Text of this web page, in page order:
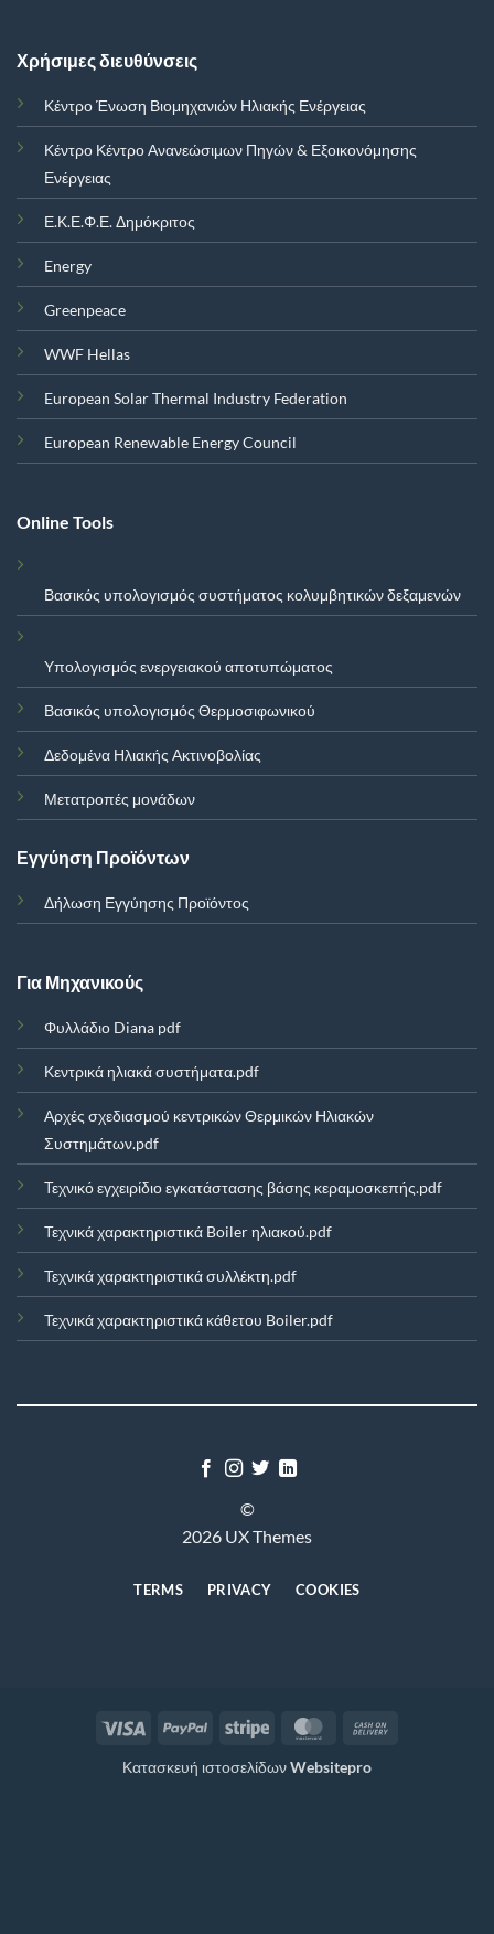
Χρήσιμες διευθύνσεις
Κέντρο Ένωση Βιομηχανιών Ηλιακής Ενέργειας
Κέντρο Κέντρο Ανανεώσιμων Πηγών & Εξοικονόμησης
Ενέργειας
Ε.Κ.Ε.Φ.Ε. Δημόκριτος
Energy
Greenpeace
WWF Hellas
European Solar Thermal Industry Federation
European Renewable Energy Council
Online Tools
Βασικός υπολογισμός συστήματος κολυμβητικών δεξαμενών
Υπολογισμός ενεργειακού αποτυπώματος
Βασικός υπολογισμός Θερμοσιφωνικού
Δεδομένα Ηλιακής Ακτινοβολίας
Μετατροπές μονάδων
Εγγύηση Προϊόντων
Δήλωση Εγγύησης Προϊόντος
Για Μηχανικούς
Φυλλάδιο Diana pdf
Κεντρικά ηλιακά συστήματα.pdf
Αρχές σχεδιασμού κεντρικών Θερμικών Ηλιακών
Συστημάτων.pdf
Τεχνικό εγχειρίδιο εγκατάστασης βάσης κεραμοσκεπής.pdf
Τεχνικά χαρακτηριστικά Boiler ηλιακού.pdf
Τεχνικά χαρακτηριστικά συλλέκτη.pdf
Τεχνικά χαρακτηριστικά κάθετου Boiler.pdf
©
2026 UX Themes
TERMS PRIVACY COOKIES
Visa PayPal Stripe MasterCard
Κατασκευή ιστοσελίδωνWebsitepro